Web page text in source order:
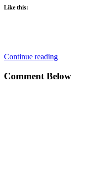
Like this:
Continue reading
Comment Below